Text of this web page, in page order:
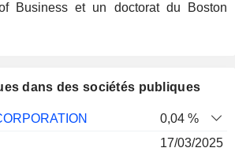
Business et un doctorat du Boston
dans des sociétés publiques
Date de0,04 %
17/03/2025